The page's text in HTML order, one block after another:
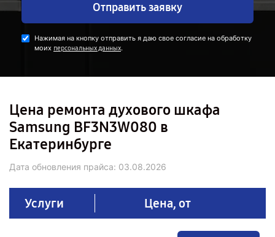
Отправить заявку
Нажимая на кнопку отправить я даю свое согласие на обработку
моих персональных данных.
Цена ремонта духового шкафа
Samsung BF3N3W080 в
Екатеринбурге
Дата обновления прайса: 03.08.2026
Услуги Цена, от